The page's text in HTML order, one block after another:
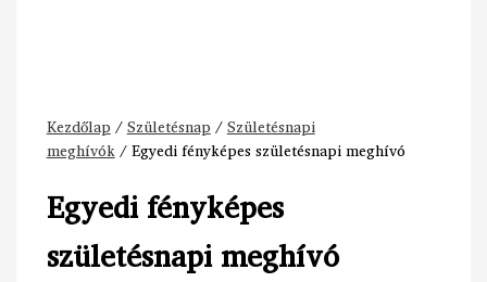
Kezdőlap /Születésnap /Születésnapi
meghívók/ Egyedi fényképes születésnapi meghívó
Egyedi fényképes
születésnapi meghívó